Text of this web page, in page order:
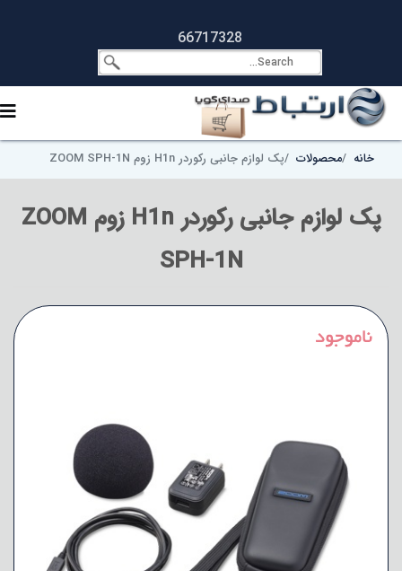
66717328
خانه محصولات پک لوازم جانبی رکوردر H1n زوم ZOOM SPH-1N
پک لوازم جانبی رکوردر H1n زوم ZOOM
SPH-1N